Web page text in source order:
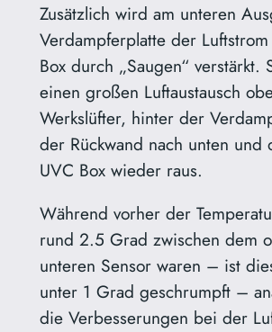
Zusätzlich wird am unteren
Verdampferplatte der
Box durch „Saugen“ verstärkt.
einen großen Luftaustausch
Werkslüfter, hinter der
der Rückwand nach unten und
UVC Box wieder raus.
Während vorher der
rund 2.5 Grad zwischen dem
unteren Sensor waren – ist
unter 1 Grad geschrumpft –
die Verbesserungen bei der